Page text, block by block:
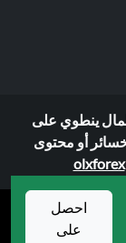
احصل
على
ينطوي على
أو محتوى
olxforex